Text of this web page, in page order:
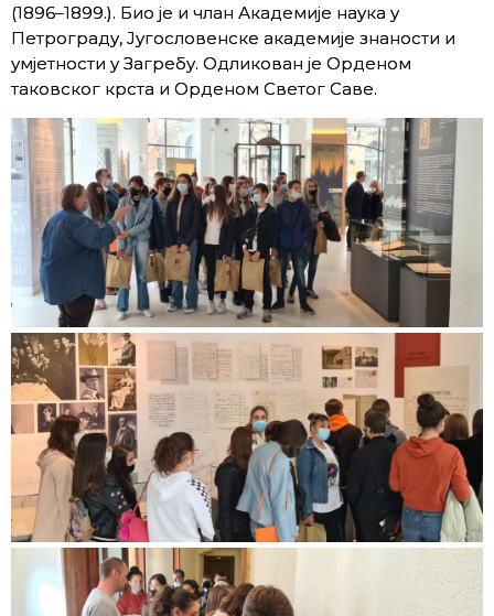
(1896–1899.). Био је и члан Академије наука у
Петрограду, Југословенске академије знаности и
умјетности у Загребу. Одликован је Орденом
таковског крста и Орденом Светог Саве.